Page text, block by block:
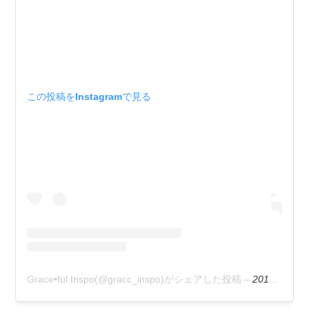
この投稿をInstagramで見る
Grace•ful Inspo(@gracc_inspo)がシェアした投稿 –2019年 8月月7日午後3時24分PDT